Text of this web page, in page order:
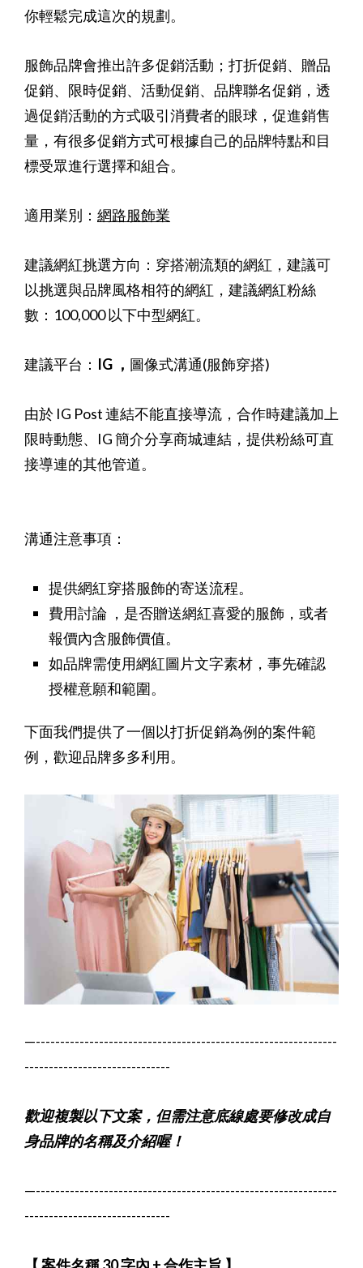
你輕鬆完成這次的規劃。
服飾品牌會推出許多促銷活動；打折促銷、贈品
促銷、限時促銷、活動促銷、品牌聯名促銷，透
過促銷活動的方式吸引消費者的眼球，促進銷售
量，有很多促銷方式可根據自己的品牌特點和目
標受眾進行選擇和組合。
適用業別： 網路服飾業
建議網紅挑選方向：穿搭潮流類的網紅，建議可
以挑選與品牌風格相符的網紅，建議網紅粉絲
數：100,000 以下中型網紅。
建議平台： IG ， 圖像式溝通(服飾穿搭)
由於 IG Post 連結不能直接導流，合作時建議加上
限時動態、IG 簡介分享商城連結，提供粉絲可直
接導連的其他管道。
溝通注意事項：
提供網紅穿搭服飾的寄送流程。
費用討論 ，是否贈送網紅喜愛的服飾，或者
報價內含服飾價值。
如品牌需使用網紅圖片文字素材，事先確認
授權意願和範圍。
下面我們提供了一個以打折促銷為例的案件範
例，歡迎品牌多多利用。
—--------------------------------------------------------------
------------------------------
歡迎複製以下文案，但需注意底線處要修改成自
身品牌的名稱及介紹喔！
—--------------------------------------------------------------
------------------------------